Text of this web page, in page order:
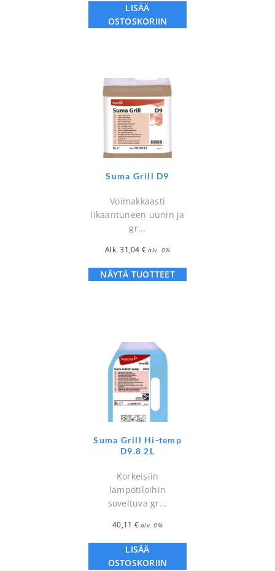
LISÄÄ
OSTOSKORIIN
Suma Grill D9
Voimakkaasti
likaantuneen uunin ja
gr...
Alk.31,04 € alv. 0%
NÄYTÄ TUOTTEET
Suma Grill Hi-temp
D9.8 2L
Korkeisiin
lämpötiloihin
soveltuva gr...
40,11 € alv. 0%
LISÄÄ
OSTOSKORIIN